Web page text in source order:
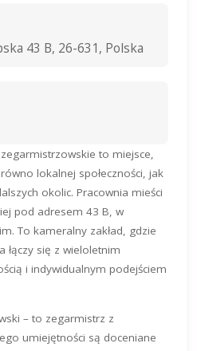
43 B, 26-631, Polska
to miejsce,
lokalnej społeczności, jak
okolic. Pracownia mieści
pod adresem 43 B, w
To kameralny zakład, gdzie
łączy się z wieloletnim
i indywidualnym podejściem
– to zegarmistrz z
umiejętności są doceniane